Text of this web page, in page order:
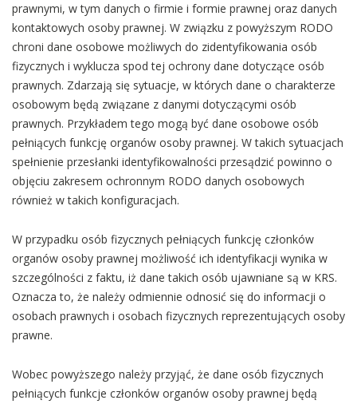
prawnymi, w tym danych o firmie i formie prawnej oraz danych
kontaktowych osoby prawnej. W związku z powyższym RODO
chroni dane osobowe możliwych do zidentyfikowania osób
fizycznych i wyklucza spod tej ochrony dane dotyczące osób
prawnych. Zdarzają się sytuacje, w których dane o charakterze
osobowym będą związane z danymi dotyczącymi osób
prawnych. Przykładem tego mogą być dane osobowe osób
pełniących funkcję organów osoby prawnej. W takich sytuacjach
spełnienie przesłanki identyfikowalności przesądzić powinno o
objęciu zakresem ochronnym RODO danych osobowych
również w takich konfiguracjach.
W przypadku osób fizycznych pełniących funkcję członków
organów osoby prawnej możliwość ich identyfikacji wynika w
szczególności z faktu, iż dane takich osób ujawniane są w KRS.
Oznacza to, że należy odmiennie odnosić się do informacji o
osobach prawnych i osobach fizycznych reprezentujących osoby
prawne.
Wobec powyższego należy przyjąć, że dane osób fizycznych
pełniących funkcje członków organów osoby prawnej będą